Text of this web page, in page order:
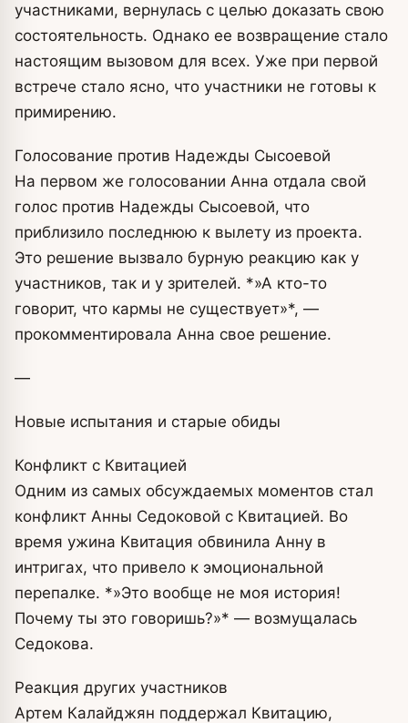
участниками, вернулась с целью доказать свою
состоятельность. Однако ее возвращение стало
настоящим вызовом для всех. Уже при первой
встрече стало ясно, что участники не готовы к
примирению.
Голосование против Надежды Сысоевой
На первом же голосовании Анна отдала свой
голос против Надежды Сысоевой, что
приблизило последнюю к вылету из проекта.
Это решение вызвало бурную реакцию как у
участников, так и у зрителей. *»А кто-то
говорит, что кармы не существует»*, —
прокомментировала Анна свое решение.
—
Новые испытания и старые обиды
Конфликт с Квитацией
Одним из самых обсуждаемых моментов стал
конфликт Анны Седоковой с Квитацией. Во
время ужина Квитация обвинила Анну в
интригах, что привело к эмоциональной
перепалке. *»Это вообще не моя история!
Почему ты это говоришь?»* — возмущалась
Седокова.
Реакция других участников
Артем Калайджян поддержал Квитацию,